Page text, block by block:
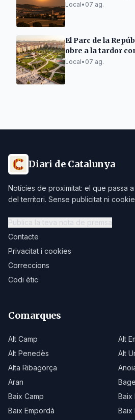
Local• 07 ag.
El Parc de la
obre a la tardor
zona verda
Local• 07 ag.
Diari de Catalunya
Notícies de proximitat: el que passa
del territori. Sense publicitat ni
Publica la teva nota de premsa
Contacte
Privacitat i cookies
Correccions
Codi ètic
Comarques
Alt Camp
Alt
Alt Penedès
Alt
Alta Ribagorça
Aran
Baix Camp
Baix
Baix Empordà
Baix